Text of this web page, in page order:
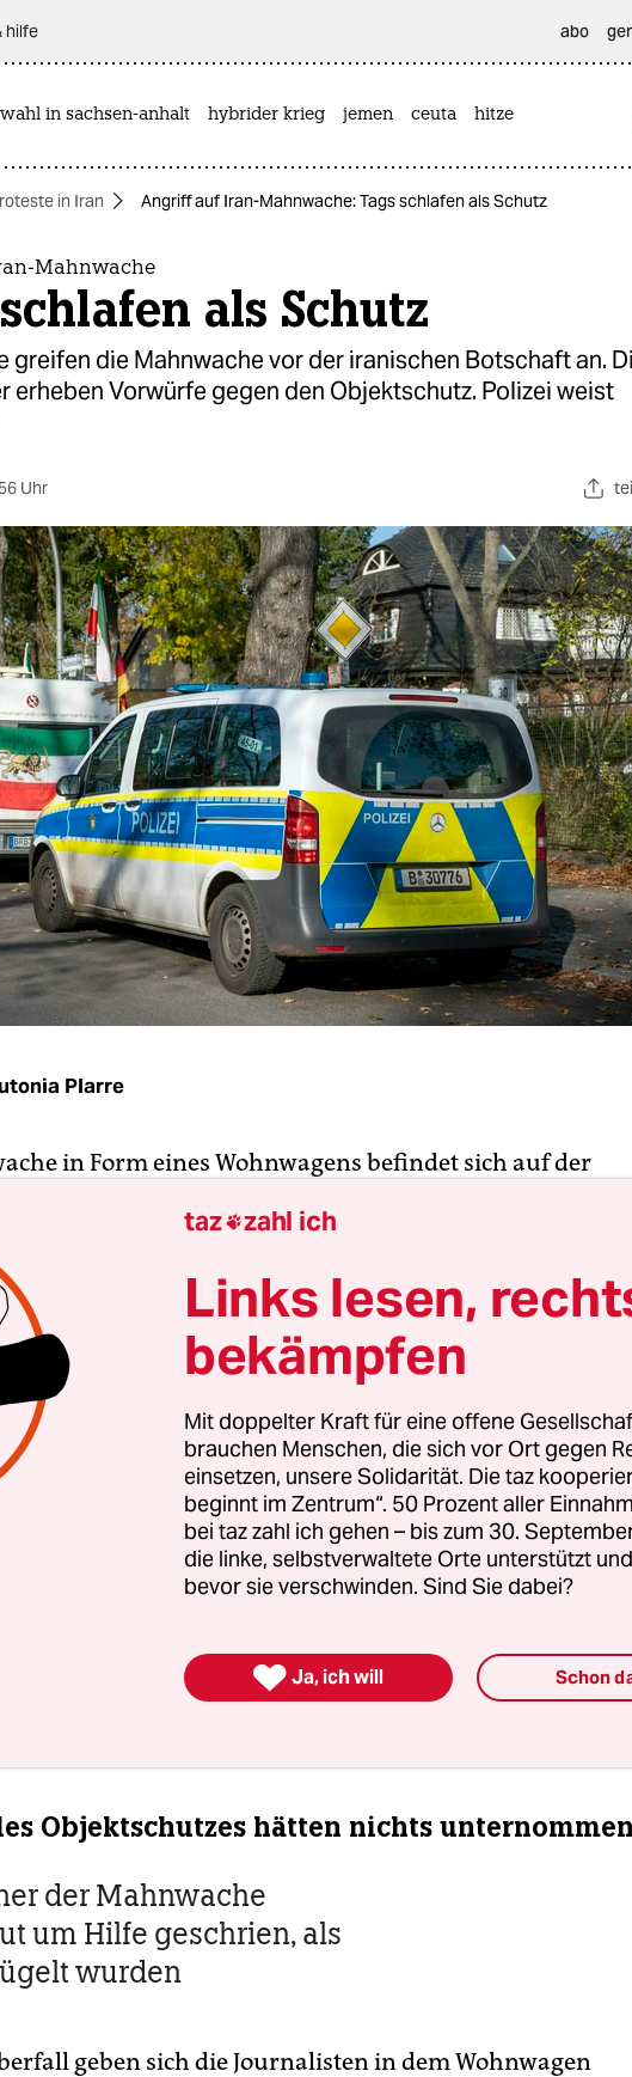
hilfe abo
in sachsen-anhalt hybrider krieg jemen ceuta hitze
in Iran Angriff auf Iran-Mahnwache: Tags schlafen als Schutz
Mahnwache
als Schutz
greifen die Mahnwache vor der iranischen Botschaft an.
erheben Vorwürfe gegen den Objektschutz. Polizei weist
Uhr
Plarre
in Form eines Wohnwagens befindet sich auf der
Zeichnungen geschmückt, die kämpfende iranische
Eine schneidet sich die Haare ab, eine andere hält eine
ein Mullah über einer Schlucht zappelt.
iranische Nationalflagge, die einen Löwen und die Sonne
des Irans zur Zeit des Schahs, hängt an dem
Fahne, die am Mast der Botschaft hängt, hat kein Wappen
Sinne, sondern ein Enblem.
zu Sonntag haben Unbekannte denWohnwagen
. Drei Männer, die sich zu dieser Zeit in dem Wagen
behandelt worden. Die Ermittlungen würden nun
Staatsschutz des Landeskriminalamts (LKA) geführt,
Objektschutzes hätten nichts unternommen
der Mahnwache
um Hilfe geschrien, als
wurden
geben sich die Journalisten in dem Wohnwagen
taz zahl ich
Links lesen,
bekämpfen
Mit doppelter Kraft für eine offene
brauchen Menschen, die sich vor Ort gegen
einsetzen, unsere Solidarität. Die taz
beginnt im Zentrum“. 50 Prozent aller
bei taz zahl ich gehen – bis zum 30.
die linke, selbstverwaltete Orte unterstützt
bevor sie verschwinden. Sind Sie dabei?
 Ja, ich will Schon